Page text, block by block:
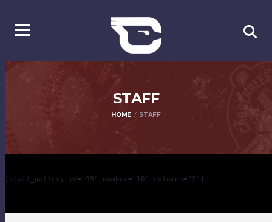
STAFF
HOME STAFF
[staff_gallery id="99" number="10" columns="2"]